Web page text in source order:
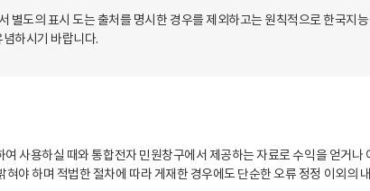
도의 표시 도는 출처를 명시한 경우를 제외하고는 원칙적으로 한국지
하시기 바랍니다.
사용하실 때와 통합전자 민원창구에서 제공하는 자료로 수익을 얻거나
야 하며 적법한 절차에 따라 게재한 경우에도 단순한 오류 정정 이외의